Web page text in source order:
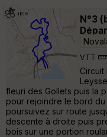
N°3
VTT
Circuit
fleuri des Gollets puis la
pour rejoindre le bord
poursuivez sur route
descente à droite puis
bois sur une portion